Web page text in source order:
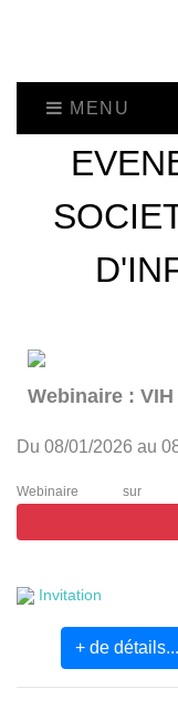
MENU
Webinaire :
Du 08/01/2026 au
Webinaire
Invitation
+ de détails...